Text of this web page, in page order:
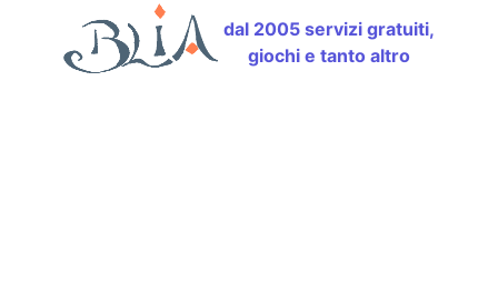
dal 2005 servizi gratuiti,
giochi e tanto altro